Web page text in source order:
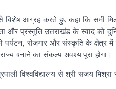
आग्रह करते हुए कहा कि सभी
और प्रस्तुति उत्तराखंड के स्वाद को
पर्यटन, रोजगार और संस्कृति के
बनाने का संकल्प अवश्य पूरा होगा।
विश्वविद्यालय से श्री संजय